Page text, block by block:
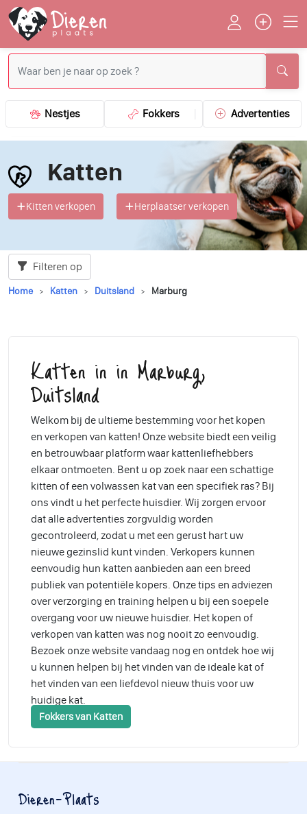
Nestjes Fokkers Advertenties
Katten
Kitten verkopen Herplaatser verkopen
Filteren op
Home Katten Duitsland Marburg
Katten in in Marburg,
Duitsland
Welkom bij de ultieme bestemming voor het kopen
en verkopen van katten! Onze website biedt een veilig
en betrouwbaar platform waar kattenliefhebbers
elkaar ontmoeten. Bent u op zoek naar een schattige
kitten of een volwassen kat van een specifiek ras? Bij
ons vindt u het perfecte huisdier. Wij zorgen ervoor
dat alle advertenties zorgvuldig worden
gecontroleerd, zodat u met een gerust hart uw
nieuwe gezinslid kunt vinden. Verkopers kunnen
eenvoudig hun katten aanbieden aan een breed
publiek van potentiële kopers. Onze tips en adviezen
over verzorging en training helpen u bij een soepele
overgang voor uw nieuwe huisdier. Het kopen of
verkopen van katten was nog nooit zo eenvoudig.
Bezoek onze website vandaag nog en ontdek hoe wij
u kunnen helpen bij het vinden van de ideale kat of
het vinden van een liefdevol nieuw thuis voor uw
huidige kat.
Fokkers van Katten
Dieren-Plaats